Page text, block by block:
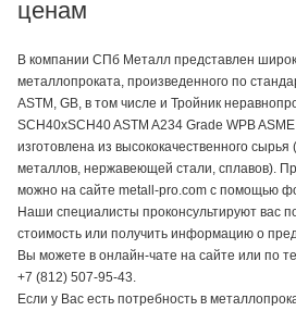
ценам
В компании СПб Металл представлен
металлопроката, произведенного по
ASTM, GB, в том числе и Тройник
SCH40хSCH40 ASTM A234 Grade WPB
изготовлена из высококачественного
металлов, нержавеющей стали, сплавов).
можно на сайте metall-pro.com с помощью
Наши специалисты проконсультируют вас
стоимость или получить информацию о
Вы можете в онлайн-чате на сайте или по
+7 (812) 507-95-43.
Если у Вас есть потребность в